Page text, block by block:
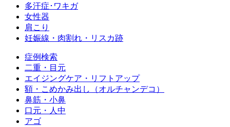
多汗症･ワキガ
女性器
肩こり
妊娠線・肉割れ・リスカ跡
症例検索
二重・目元
エイジングケア・リフトアップ
額・こめかみ出し（オルチャンデコ）
鼻筋・小鼻
口元・人中
アゴ